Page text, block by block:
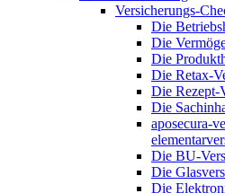
Versicherungs-
Die
Die
Die
Die Retax-
Die Rezept-
Die
aposecura-
Die BU-
Die
Die